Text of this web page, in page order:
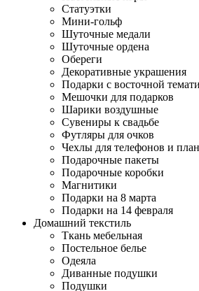
Статуэтки
Мини-гольф
Шуточные медали
Шуточные ордена
Обереги
Декоративные украшения
Подарки с восточной
Мешочки для подарков
Шарики воздушные
Сувениры к свадьбе
Футляры для очков
Чехлы для телефонов и
Подарочные пакеты
Подарочные коробки
Магнитики
Подарки на 8 марта
Подарки на 14 февраля
Домашний текстиль
Ткань мебельная
Постельное белье
Одеяла
Диванные подушки
Подушки